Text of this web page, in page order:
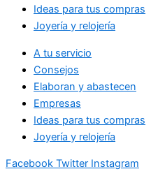
Ideas para tus compras
Joyería y relojería
A tu servicio
Consejos
Elaboran y abastecen
Empresas
Ideas para tus compras
Joyería y relojería
Facebook Twitter Instagram